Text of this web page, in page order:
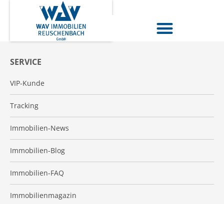
SERVICE
VIP-Kunde
Tracking
Immobilien-News
Immobilien-Blog
Immobilien-FAQ
Immobilienmagazin